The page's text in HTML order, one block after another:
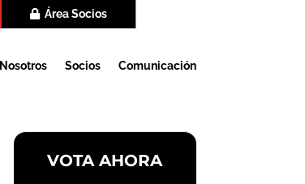
Área Socios
Nosotros Socios Comunicación
VOTA AHORA